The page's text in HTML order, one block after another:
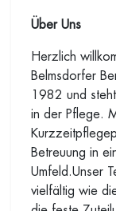
Über Uns
Herzlich
Belmsdorfer
1982 und
in der Pflege.
Betreuung in
Umfeld.Unser
vielfältig wie